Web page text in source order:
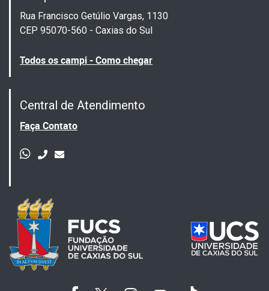
Rua Francisco Getúlio Vargas, 1130
CEP 95070-560 - Caxias do Sul
Todos os campi - Como chegar
Central de Atendimento
Faça Contato